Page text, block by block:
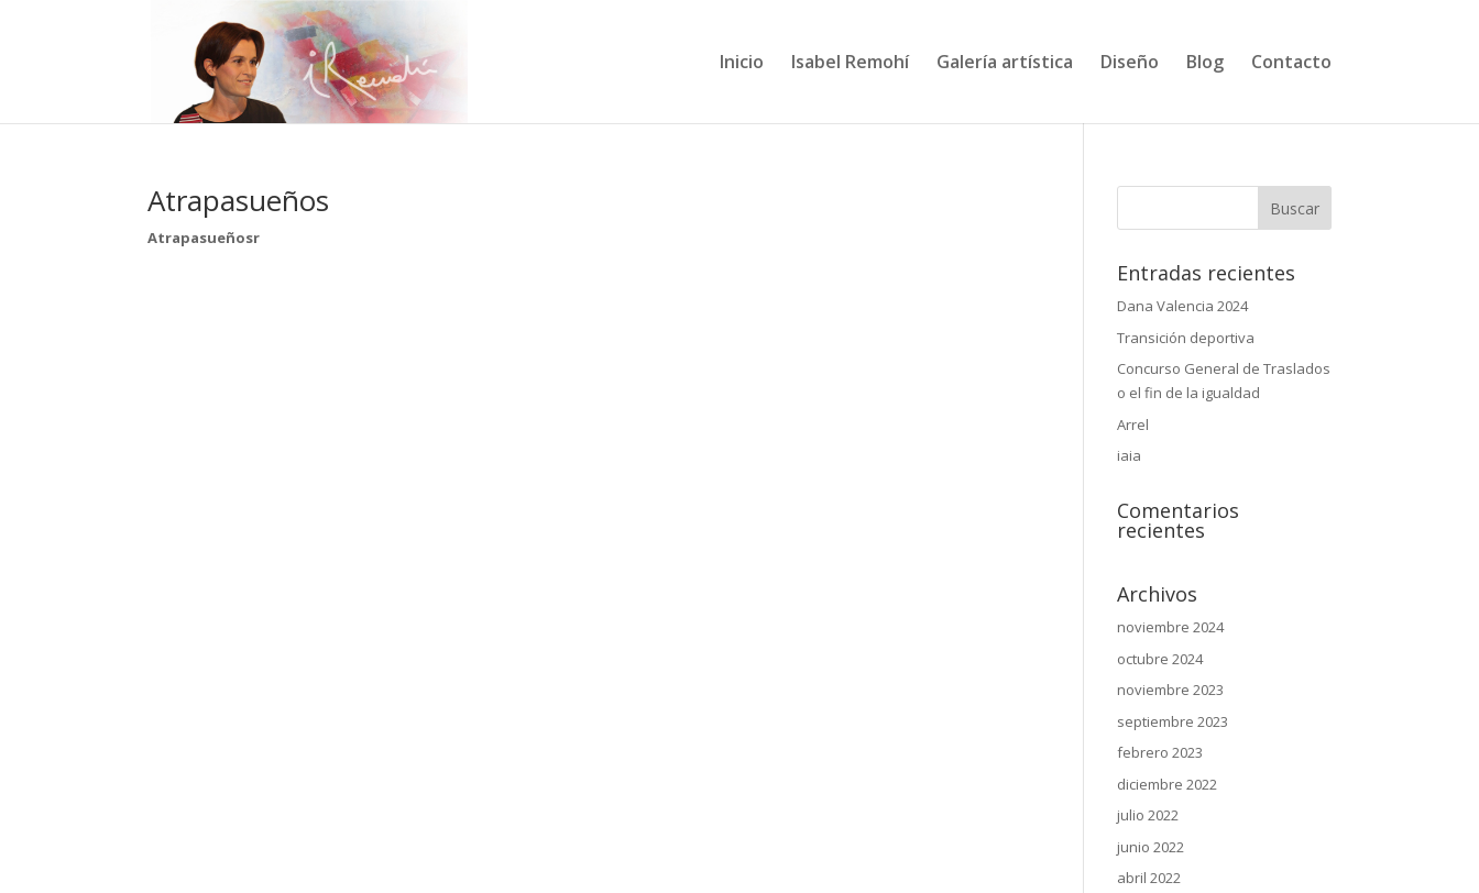
Inicio Isabel Remohí Galería artística Diseño Blog Contacto
Atrapasueños
Atrapasueñosr
Entradas recientes
Dana Valencia 2024
Transición deportiva
Concurso General de Traslados
o el fin de la igualdad
Arrel
iaia
Comentarios
recientes
Archivos
noviembre 2024
octubre 2024
noviembre 2023
septiembre 2023
febrero 2023
diciembre 2022
julio 2022
junio 2022
abril 2022